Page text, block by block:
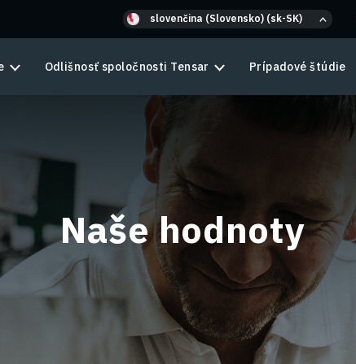
slovenčina (Slovensko) (sk-SK)
Odlišnosť spoločnosti Tensar Prípadové štúdie
Naše hodnoty